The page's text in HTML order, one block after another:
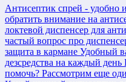
Антисептик спрей - удобно
обратить внимание на
локтевой диспенсер для
частый вопрос про
защита в кармане Удобный
дезсредства на каждый день
помочь? Рассмотрим еще